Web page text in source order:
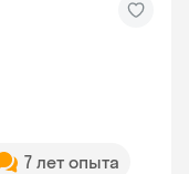
7 лет опыта